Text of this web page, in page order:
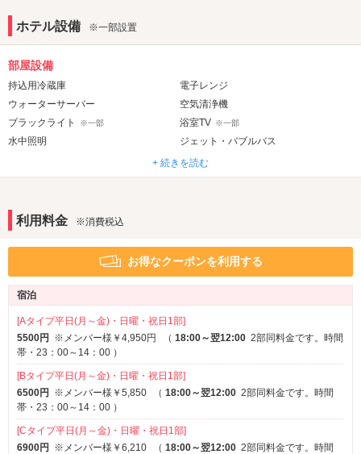
ホテル設備 ※一部設置
部屋設備
持込用冷蔵庫
電子レンジ
ウォーターサーバー
空気清浄機
ブラックライト
※一部 浴室TV ※一部
水中照明
ジェット・バブルバス
カラオケ
Wi-Fi
ヘアアイロン
部屋タイプ
1名利用可
サービス
ルームサービス
+ 続きを読む
利用料金 ※消費税込
お得なクーポンを利用する
宿泊
[Aタイプ平日(月～金)・日曜・祝日1部]
5500円
※メンバー様￥4,950円 （ 18:00～翌12:00 2部同料金です。時間
帯・23：00～14：00 ）
[Bタイプ平日(月～金)・日曜・祝日1部]
6500円
※メンバー様￥5,850 （ 18:00～翌12:00 2部同料金です。時間
帯・23：00～14：00 ）
[Cタイプ平日(月～金)・日曜・祝日1部]
6900円
※メンバー様￥6,210 （ 18:00～翌12:00 2部同料金です。時間